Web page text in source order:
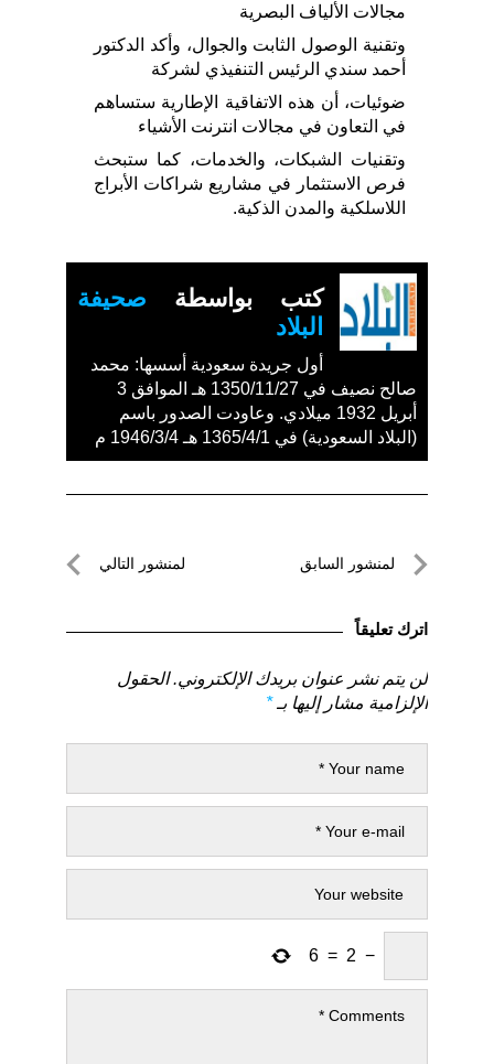
مجالات الألياف البصرية
وتقنية الوصول الثابت والجوال، وأكد الدكتور
أحمد سندي الرئيس التنفيذي لشركة
ضوئيات، أن هذه الاتفاقية الإطارية ستساهم
في التعاون في مجالات انترنت الأشياء
وتقنيات الشبكات، والخدمات، كما ستبحث
فرص الاستثمار في مشاريع شراكات الأبراج
اللاسلكية والمدن الذكية.
كتب بواسطة صحيفة
البلاد
أول جريدة سعودية أسسها: محمد
صالح نصيف في 1350/11/27 هـ الموافق 3
أبريل 1932 ميلادي. وعاودت الصدور باسم
(البلاد السعودية) في 1365/4/1 هـ 1946/3/4 م
تصفّحلمنشور السابق
السابق
لمنشور التالي
اترك تعليقاً
لن يتم نشر عنوان بريدك الإلكتروني. الحقول
الإلزامية مشار إليها بـ*
−
2
=
6